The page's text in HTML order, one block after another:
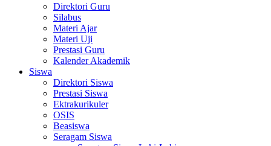
Direktori Guru
Silabus
Materi Ajar
Materi Uji
Prestasi Guru
Kalender Akademik
Siswa
Direktori Siswa
Prestasi Siswa
Ektrakurikuler
OSIS
Beasiswa
Seragam Siswa